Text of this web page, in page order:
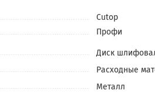
Cutop
Профи
Диск
Расходные
Металл